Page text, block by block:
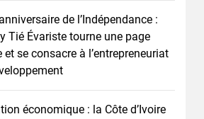
de l’Indépendance :
Tié Évariste tourne une page
et se consacre à l’entrepreneuriat
économique : la Côte d’Ivoire